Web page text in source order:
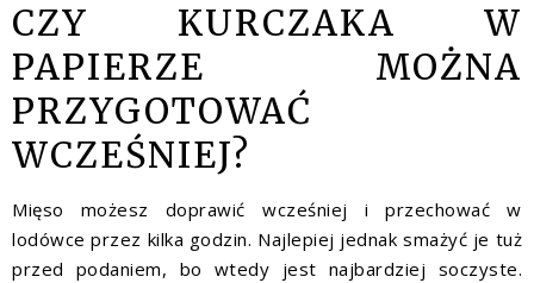
CZY KURCZAKA W
PAPIERZE MOŻNA
PRZYGOTOWAĆ
WCZEŚNIEJ?
Mięso możesz doprawić wcześniej i przechować w
lodówce przez kilka godzin. Najlepiej jednak smażyć je tuż
przed podaniem, bo wtedy jest najbardziej soczyste.